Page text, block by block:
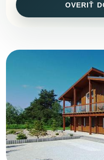
OVERIŤ